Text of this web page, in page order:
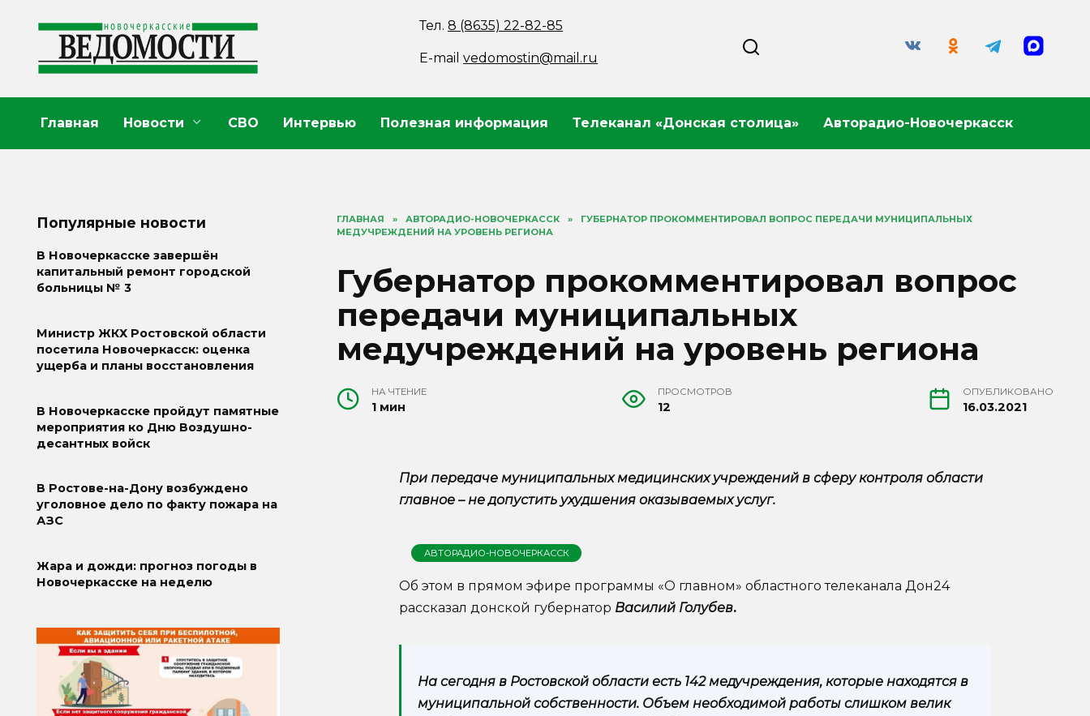
содержанию
Тел.8 (8635) 22-82-85
E-mailvedomostin@mail.ru
Главная Новости СВО Интервью Полезная информация Телеканал «Донская столица» Авторадио-Новочеркасск
ГЛАВНАЯ » АВТОРАДИО-НОВОЧЕРКАССК »
ГУБЕРНАТОР ПРОКОММЕНТИРОВАЛ ВОПРОС ПЕРЕДАЧИ МУНИЦИПАЛЬНЫХ
МЕДУЧРЕЖДЕНИЙ НА УРОВЕНЬ РЕГИОНА
Губернатор прокомментировал вопрос
передачи муниципальных
медучреждений на уровень региона
НА ЧТЕНИЕ
1 мин
ПРОСМОТРОВ
12
ОПУБЛИКОВАНО
16.03.2021
При передаче муниципальных медицинских учреждений в сферу контроля области
главное – не допустить ухудшения оказываемых услуг.
АВТОРАДИО-НОВОЧЕРКАССК
Об этом в прямом эфире программы «О главном» областного телеканала Дон24
рассказал донской губернатор Василий Голубев.
На сегодня в Ростовской области есть 142 медучреждения, которые находятся в
муниципальной собственности. Объем необходимой работы слишком велик
Популярные новости
В Новочеркасске завершён
капитальный ремонт городской
больницы № 3
Министр ЖКХ Ростовской области
посетила Новочеркасск: оценка
ущерба и планы восстановления
В Новочеркасске пройдут памятные
мероприятия ко Дню Воздушно-
десантных войск
В Ростове-на-Дону возбуждено
уголовное дело по факту пожара на
АЗС
Жара и дожди: прогноз погоды в
Новочеркасске на неделю